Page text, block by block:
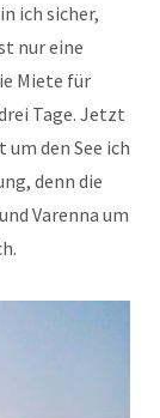
ich sicher,
nur eine
Miete für
Tage. Jetzt
den See ich
denn die
Varenna um